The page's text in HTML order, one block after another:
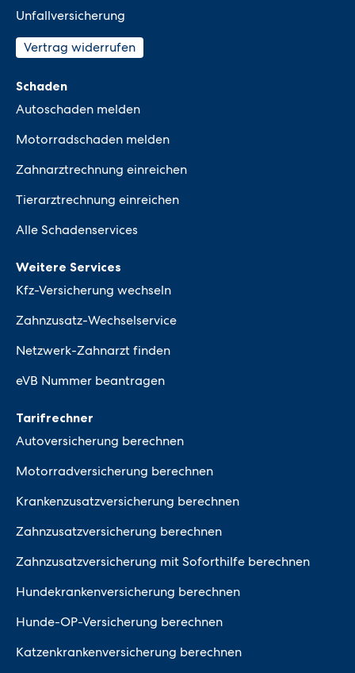
Unfallversicherung
Vertrag widerrufen
Schaden
Autoschaden melden
Motorradschaden melden
Zahnarztrechnung einreichen
Tierarztrechnung einreichen
Alle Schadenservices
Weitere Services
Kfz-Versicherung wechseln
Zahnzusatz-Wechselservice
Netzwerk-Zahnarzt finden
eVB Nummer beantragen
Tarifrechner
Autoversicherung berechnen
Motorradversicherung berechnen
Krankenzusatzversicherung berechnen
Zahnzusatzversicherung berechnen
Zahnzusatzversicherung mit Soforthilfe berechnen
Hundekrankenversicherung berechnen
Hunde-OP-Versicherung berechnen
Katzenkrankenversicherung berechnen